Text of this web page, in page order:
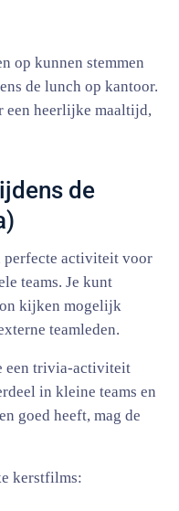
op kunnen stemmen
de lunch op kantoor.
een heerlijke maaltijd,
de
activiteit voor
teams. Je kunt
kijken mogelijk
teamleden.
een trivia-activiteit
in kleine teams en
goed heeft, mag de
kerstfilms: